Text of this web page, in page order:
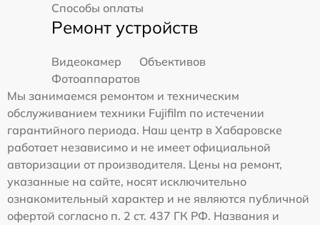
Способы оплаты
Ремонт устройств
Видеокамер
Объективов
Фотоаппаратов
Мы занимаемся ремонтом и техническим
обслуживанием техники Fujifilm по истечении
гарантийного периода. Наш центр в Хабаровске
работает независимо и не имеет официальной
авторизации от производителя. Цены на ремонт,
указанные на сайте, носят исключительно
ознакомительный характер и не являются публичной
офертой согласно п. 2 ст. 437 ГК РФ. Названия и